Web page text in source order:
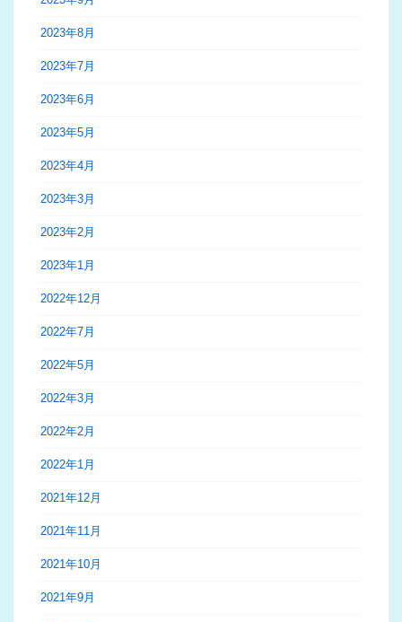
2023年8月
2023年7月
2023年6月
2023年5月
2023年4月
2023年3月
2023年2月
2023年1月
2022年12月
2022年7月
2022年5月
2022年3月
2022年2月
2022年1月
2021年12月
2021年11月
2021年10月
2021年9月